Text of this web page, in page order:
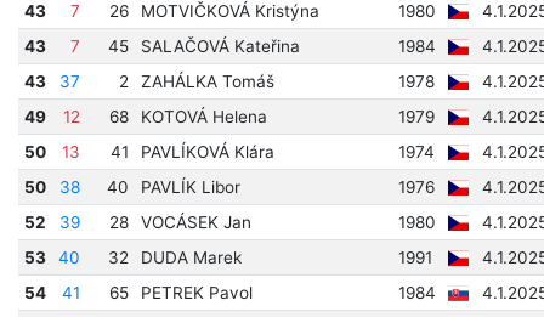
43
7 26 MOTVIČKOVÁ Kristýna 1980
43
7 45 SALAČOVÁ Kateřina 1984
43
37 2 ZAHÁLKA Tomáš 1978
49
12 68 KOTOVÁ Helena 1979
50
13 41 PAVLÍKOVÁ Klára 1974
50
38 40 PAVLÍK Libor 1976
52
39 28 VOCÁSEK Jan 1980
53
40 32 DUDA Marek 1991
54
41 65 PETREK Pavol 1984